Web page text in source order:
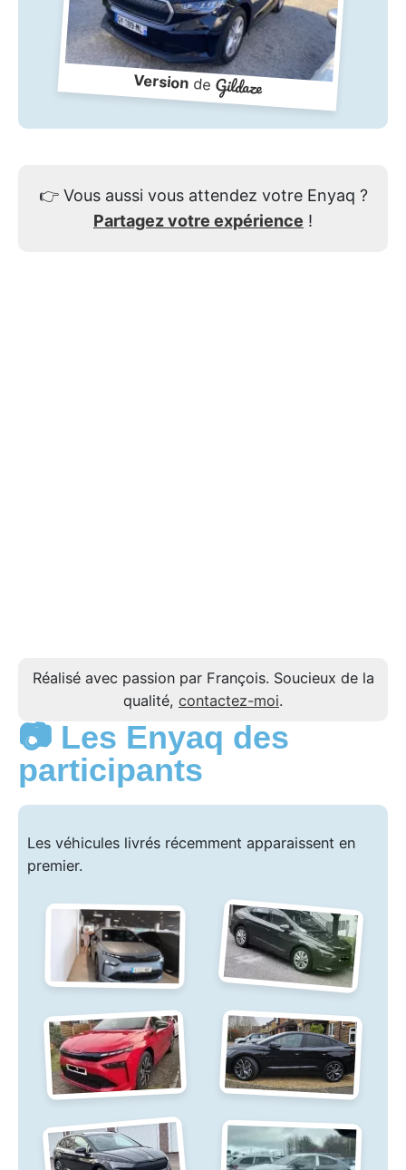
VersiondeGildaze
👉Vous aussi vous attendez votre Enyaq ?
Partagez votre expérience !
Réalisé avec passion par François. Soucieux de la
qualité, contactez-moi.
📷 Les Enyaq des
participants
Les véhicules livrés récemment apparaissent en
premier.